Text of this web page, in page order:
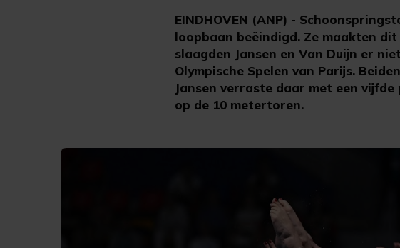
EINDHOVEN (ANP) -
loopbaan beëindigd. Ze maakten
slaagden Jansen en Van Duijn er
Olympische Spelen van Parijs.
Jansen verraste daar met een
op de 10 metertoren.